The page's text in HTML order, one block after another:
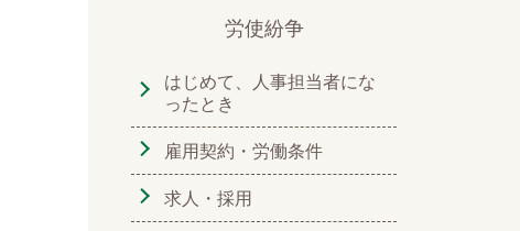
労使紛争
はじめて、人事担当者にな
ったとき
雇用契約・労働条件
求人・採用